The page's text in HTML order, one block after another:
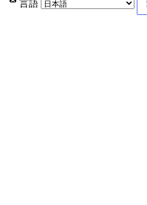
言語